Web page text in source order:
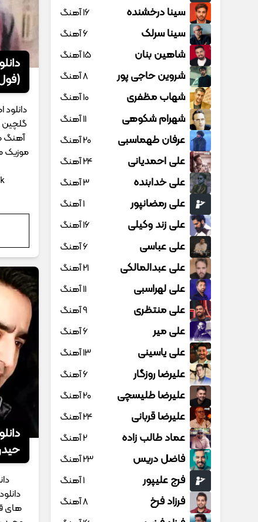
آهنگ
موزیک
های
سینا درخشنده 16 آهنگ
سینا سرلک 6 آهنگ
شاهین بنان 15 آهنگ
شروین حاجی پور 8 آهنگ
شهاب مظفری 10 آهنگ
شهرام شکوهی 11 آهنگ
عرفان طهماسبی 20 آهنگ
علی احمدیانی 24 آهنگ
علی خدابنده 3 آهنگ
علی رمضانپور 1 آهنگ
علی زند وکیلی 16 آهنگ
علی عباسی 6 آهنگ
علی عبدالمالکی 21 آهنگ
علی لهراسبی 11 آهنگ
علی منتظری 9 آهنگ
علی میر 6 آهنگ
علی یاسینی 13 آهنگ
علیرضا روزگار 6 آهنگ
علیرضا طلیسچی 20 آهنگ
علیرضا قربانی 24 آهنگ
عماد طالب زاده 2 آهنگ
فاضل دریس 23 آهنگ
فرج علیپور 1 آهنگ
فرزاد فرخ 8 آهنگ